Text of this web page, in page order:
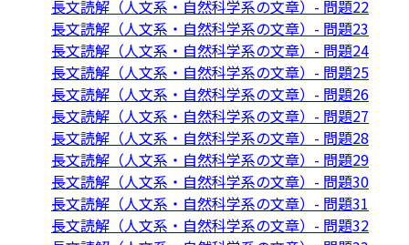
長文読解（人文系・自然科学系の文章）- 問題22
長文読解（人文系・自然科学系の文章）- 問題23
長文読解（人文系・自然科学系の文章）- 問題24
長文読解（人文系・自然科学系の文章）- 問題25
長文読解（人文系・自然科学系の文章）- 問題26
長文読解（人文系・自然科学系の文章）- 問題27
長文読解（人文系・自然科学系の文章）- 問題28
長文読解（人文系・自然科学系の文章）- 問題29
長文読解（人文系・自然科学系の文章）- 問題30
長文読解（人文系・自然科学系の文章）- 問題31
長文読解（人文系・自然科学系の文章）- 問題32